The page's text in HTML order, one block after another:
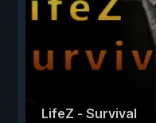
LifeZ - Survival